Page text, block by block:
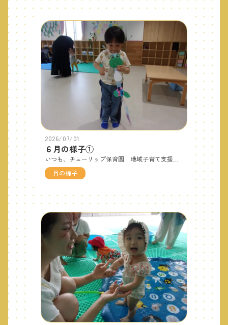
2026/07/01
６月の様子①
月の様子